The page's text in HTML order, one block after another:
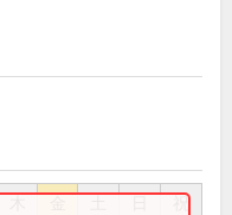
祝